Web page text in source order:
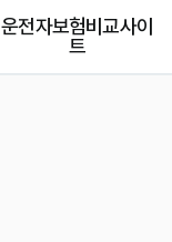
운전자보험비교사이
트